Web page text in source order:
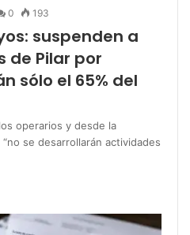
0 193
suspenden a
de Pilar por
sólo el 65% del
operarios y desde la
se desarrollarán actividades